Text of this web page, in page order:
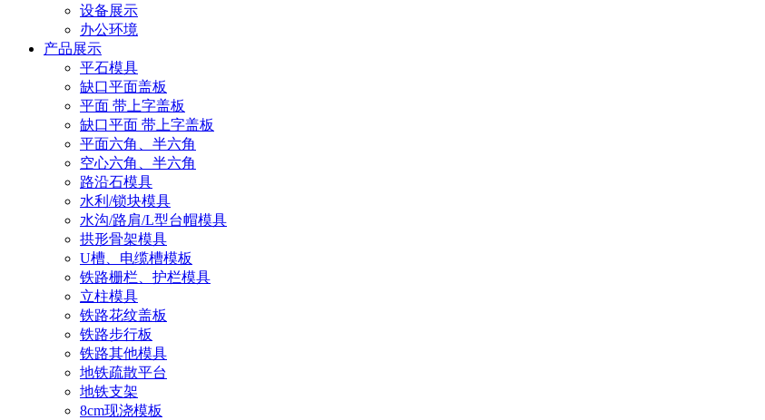
设备展示
办公环境
产品展示
平石模具
缺口平面盖板
平面 带上字盖板
缺口平面 带上字盖板
平面六角、半六角
空心六角、半六角
路沿石模具
水利/锁块模具
水沟/路肩/L型台帽模具
拱形骨架模具
U槽、电缆槽模板
铁路栅栏、护栏模具
立柱模具
铁路花纹盖板
铁路步行板
铁路其他模具
地铁疏散平台
地铁支架
8cm现浇模板